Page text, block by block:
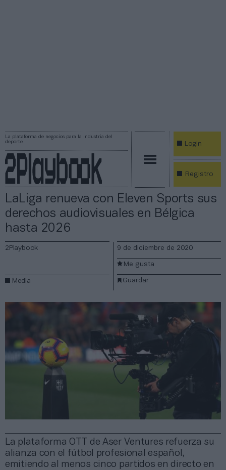
La plataforma de negocios para la industria del
deporte
Login
Registro
LaLiga renueva con Eleven Sports sus
derechos audiovisuales en Bélgica
hasta 2026
La plataforma OTT de Aser Ventures refuerza su
alianza con el fútbol profesional español,
emitiendo al menos cinco partidos en directo en
2Playbook
Media
9 de diciembre de 2020
Guardar
Me gusta